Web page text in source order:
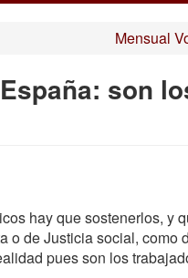
Mensual
son
hay que sostenerlos, y
o de Justicia social,
pues son los